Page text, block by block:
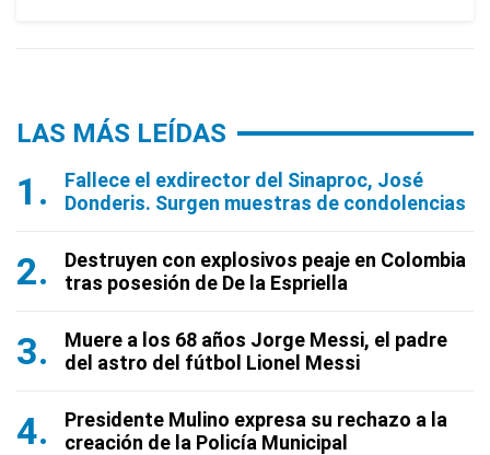
LAS MÁS LEÍDAS
Fallece el exdirector del Sinaproc, José
Donderis. Surgen muestras de condolencias
Destruyen con explosivos peaje en Colombia
tras posesión de De la Espriella
Muere a los 68 años Jorge Messi, el padre
del astro del fútbol Lionel Messi
Presidente Mulino expresa su rechazo a la
creación de la Policía Municipal